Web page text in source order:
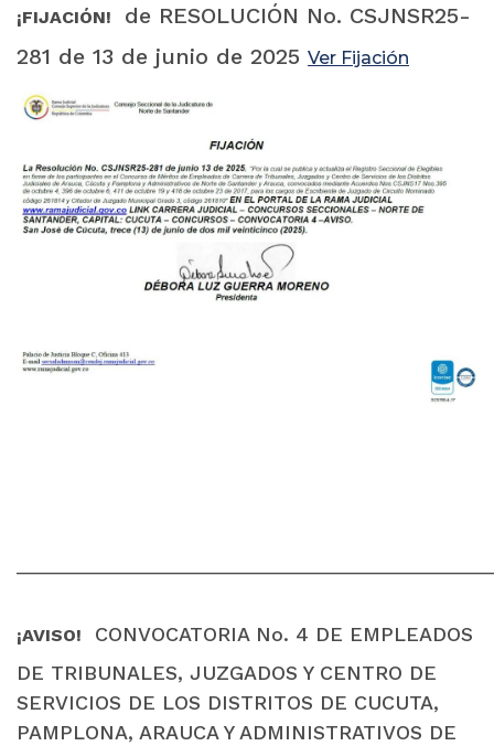
¡FIJACIÓN!
de RESOLUCIÓN No. CSJNSR25-
281 de 13 de junio de 2025 Ver Fijación
¡AVISO!
CONVOCATORIA No. 4 DE EMPLEADOS
DE TRIBUNALES, JUZGADOS Y CENTRO DE
SERVICIOS DE LOS DISTRITOS DE CUCUTA,
PAMPLONA, ARAUCA Y ADMINISTRATIVOS DE